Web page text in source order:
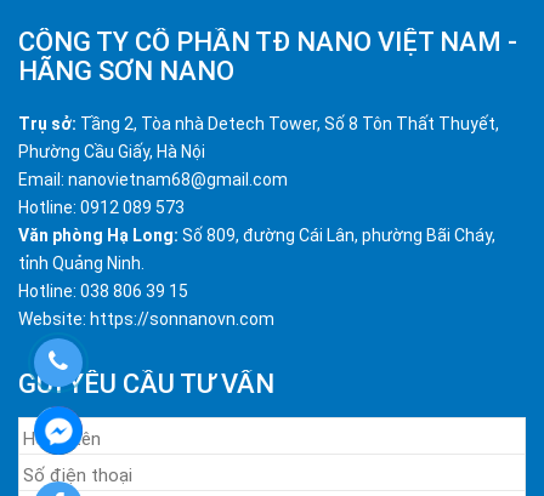
CÔNG TY CỔ PHẦN TĐ NANO VIỆT NAM -
HÃNG SƠN NANO
Trụ sở: Tầng 2, Tòa nhà Detech Tower, Số 8 Tôn Thất Thuyết,
Phường Cầu Giấy, Hà Nội
Email: nanovietnam68@gmail.com
Hotline: 0912 089 573
Văn phòng Hạ Long: Số 809, đường Cái Lân, phường Bãi Cháy,
tỉnh Quảng Ninh.
Hotline: 038 806 39 15
Website: https://sonnanovn.com
GỬI YÊU CẦU TƯ VẤN